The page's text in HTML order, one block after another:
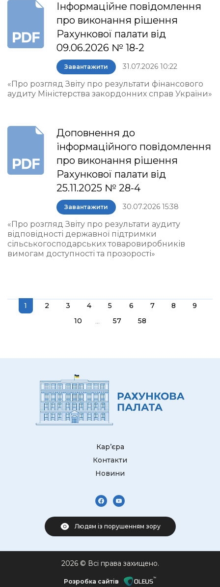
Інформаційне повідомлення
про виконання рішення
Рахункової палати від
09.06.2026 № 18-2
Завантажити 31.07.2026 10:22
«Про розгляд Звіту про результати фінансового
аудиту Міністерства закордонних справ України»
Доповнення до
інформаційного повідомлення
про виконання рішення
Рахункової палати від
25.11.2025 № 28-4
Завантажити 30.07.2026 15:38
«Про розгляд Звіту про результати аудиту
відповідності державної підтримки
сільськогосподарських товаровиробників
вимогам доступності та прозорості»
1 2 3 4 5 6 7 8
9
10
... 57 58
Кар’єра
Контакти
Новини
Людям із порушенням зору
2026 © Всі права захищено.
Розробка сайтів